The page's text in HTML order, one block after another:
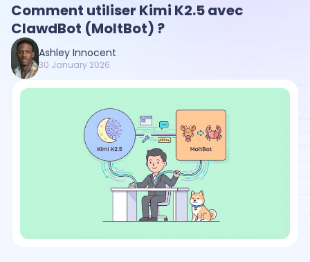
Comment utiliser Kimi K2.5 avec
ClawdBot (MoltBot) ?
Ashley Innocent
30 January 2026